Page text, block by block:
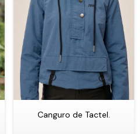
Canguro de Tactel.